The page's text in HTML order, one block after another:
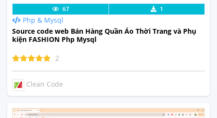
Lưu code Xem Thực Tế
67 1
Php & Mysql
Source code web Bán Hàng Quần Áo Thời Trang và Phụ
kiện FASHION Php Mysql
2
Clean Code